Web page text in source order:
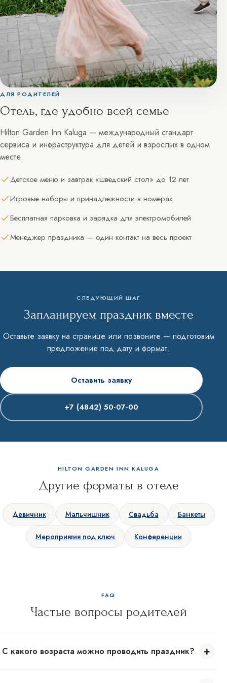
ДЛЯ РОДИТЕЛЕЙ
Отель, где удобно всей семье
Hilton Garden Inn Kaluga — международный стандарт
сервиса и инфраструктура для детей и взрослых в одном
месте.
Детское меню и завтрак «шведский стол» до 12 лет
Игровые наборы и принадлежности в номерах
Бесплатная парковка и зарядка для электромобилей
Менеджер праздника — один контакт на весь проект
СЛЕДУЮЩИЙ ШАГ
Запланируем праздник вместе
Оставьте заявку на странице или позвоните — подготовим
предложение под дату и формат.
Оставить заявку
+7 (4842) 50-07-00
HILTON GARDEN INN KALUGA
Другие форматы в отеле
Девичник Мальчишник Свадьба Банкеты
Мероприятия под ключ Конференции
FAQ
Частые вопросы родителей
С какого возраста можно проводить праздник? +
корп. 3
+7 (4842) 50-07-00 (круглосуточно)
reservation@hiltonkaluga.ru
Об отеле
Ресторан
Банкеты
Конференции
Афиша
Для бизнеса
Стандарт
Семейный
Апартаменты
ИНФОРМАЦИЯ
Бронирование
Блог
Политика обработки персональных
данных
2026 © Отель Hilton Garden Inn